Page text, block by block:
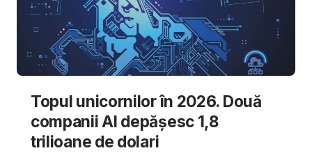
Topul unicornilor în 2026. Două
companii AI depășesc 1,8
trilioane de dolari